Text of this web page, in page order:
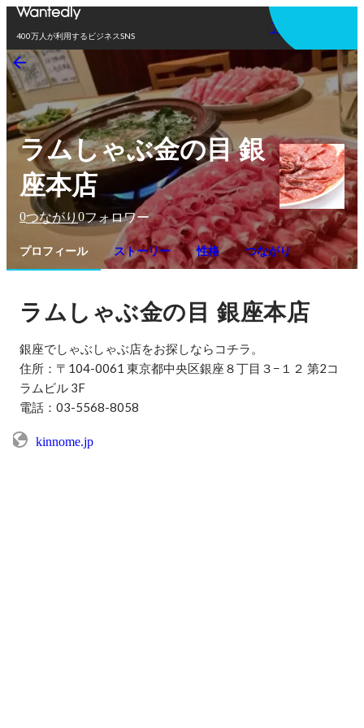
400万人が利用するビジネスSNS
アプリを使う
ラムしゃぶ金の目 銀
座本店
0つながり 0フォロワー
プロフィール ストーリー 性格 つながり
ラムしゃぶ金の目 銀座本店
銀座でしゃぶしゃぶ店をお探しならコチラ。
住所：〒104-0061 東京都中央区銀座８丁目３−１２ 第2コ
ラムビル 3F
電話：03-5568-8058
kinnome.jp